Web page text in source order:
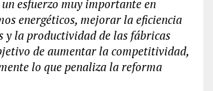
esfuerzo muy importante en
energéticos, mejorar la eficiencia
y la productividad de las fábricas
de aumentar la competitividad,
lo que penaliza la reforma